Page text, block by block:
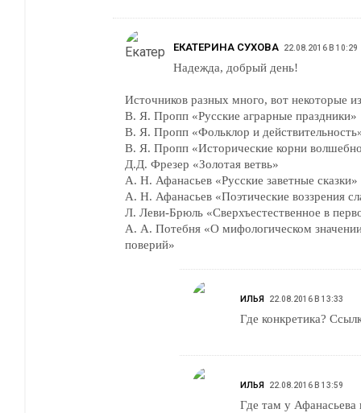
ЕКАТЕРИНА СУХОВА 22.08.2016 В 10:29
Надежда, добрый день!
Источников разных много, вот некоторые
В. Я. Пропп «Русские аграрные праздники»
В. Я. Пропп «Фольклор и
В. Я. Пропп «Исторические корни
Д.Д. Фрезер «Золотая ветвь»
А. Н. Афанасьев «Русские заветные сказки»
А. Н. Афанасьев «Поэтические воззрения
Л. Леви-Брюль «Сверхъестественное в
А. А. Потебня «О мифологическом
поверий»
ИЛЬЯ 22.08.2016 В 13:33
Где конкретика?
ИЛЬЯ 22.08.2016 В 13:59
Где там у Афанасьева